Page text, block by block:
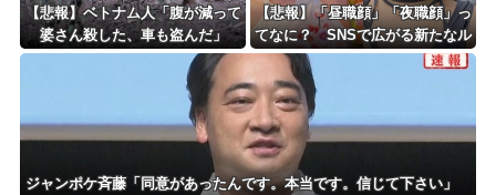
【悲報】ベトナム人「腹が減って
婆さん殺した、車も盗んだ」
【悲報】「昼職顔」「夜職顔」っ
てなに？ SNSで広がる新たなル
ッキズム論争ｗｗｗｗｗｗｗ
ジャンポケ斉藤「同意があったんです。本当です。信じて下さい」